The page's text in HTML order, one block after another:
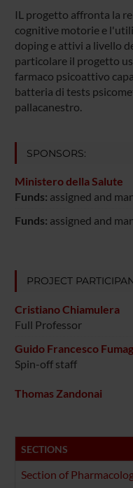
IL progetto affronta la
cognitive motorie e
doping e attivi a livello
particolare il progetto
farmaco psicoattivo
batteria di tests
pallacanestro.
SPONSORS:
Ministero della Salute
Funds: assigned and
Funds: assigned and
PROJECT
Cristiano Chiamulera
Full Professor
Guido Francesco
Spin-off staff
Thomas Zandonai
SECTIONS
Section of